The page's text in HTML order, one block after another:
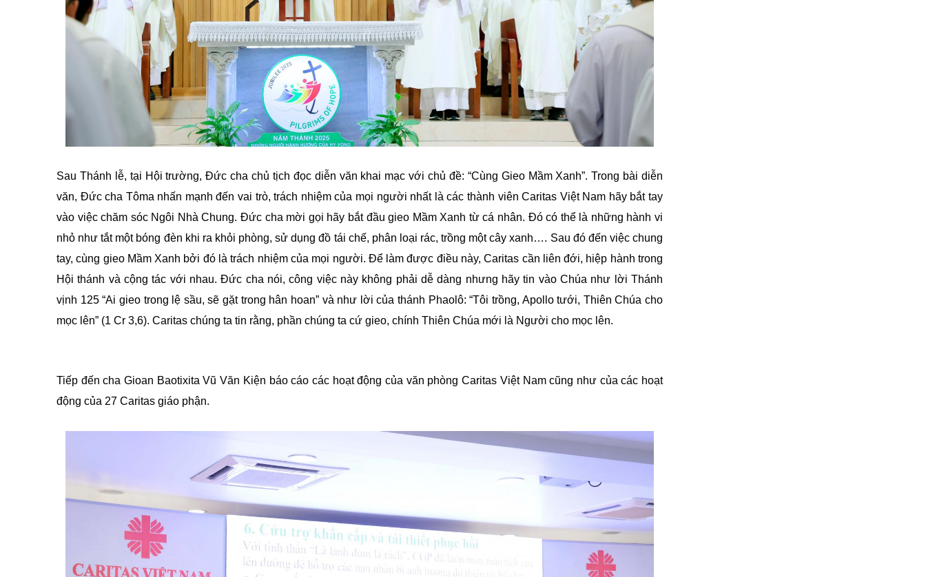
Sau Thánh lễ, tại Hội trường, Đức cha chủ tịch đọc diễn văn khai mạc với chủ đề: “Cùng Gieo Mầm Xanh”. Trong bài diễn
văn, Đức cha Tôma nhấn mạnh đến vai trò, trách nhiệm của mọi người nhất là các thành viên Caritas Việt Nam hãy bắt tay
vào việc chăm sóc Ngôi Nhà Chung. Đức cha mời gọi hãy bắt đầu gieo Mầm Xanh từ cá nhân. Đó có thể là những hành vi
nhỏ như tắt một bóng đèn khi ra khỏi phòng, sử dụng đồ tái chế, phân loại rác, trồng một cây xanh…. Sau đó đến việc chung
tay, cùng gieo Mầm Xanh bởi đó là trách nhiệm của mọi người. Để làm được điều này, Caritas cần liên đới, hiệp hành trong
Hội thánh và cộng tác với nhau. Đức cha nói, công việc này không phải dễ dàng nhưng hãy tin vào Chúa như lời Thánh
vịnh 125 “Ai gieo trong lệ sầu, sẽ gặt trong hân hoan” và như lời của thánh Phaolô: “Tôi trồng, Apollo tưới, Thiên Chúa cho
mọc lên” (1 Cr 3,6). Caritas chúng ta tin rằng, phần chúng ta cứ gieo, chính Thiên Chúa mới là Người cho mọc lên.
Tiếp đến cha Gioan Baotixita Vũ Văn Kiện báo cáo các hoạt động của văn phòng Caritas Việt Nam cũng như của các hoạt
động của 27 Caritas giáo phận.